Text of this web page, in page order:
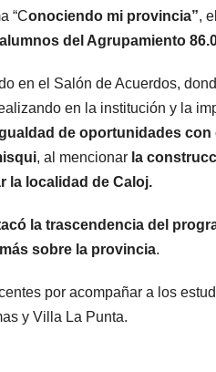
“Conociendo mi provincia”,
del Agrupamiento
en el Salón de Acuerdos,
en la institución y la
de oportunidades
, al mencionar la
la localidad de Caloj.
la trascendencia del
sobre la provincia.
por acompañar a los
y Villa La Punta.